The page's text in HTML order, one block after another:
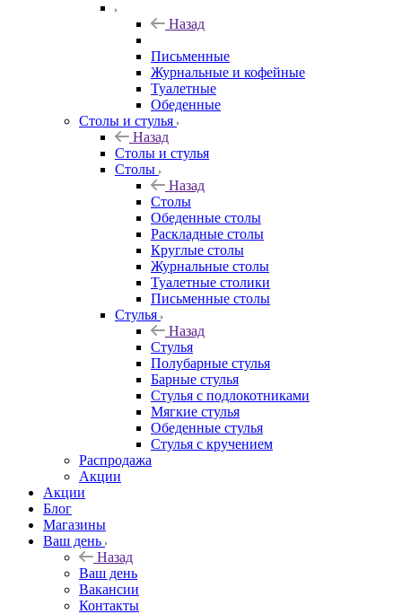
Назад
Письменные
Журнальные и кофейные
Туалетные
Обеденные
Столы и стулья
Назад
Столы и стулья
Столы
Назад
Столы
Обеденные столы
Раскладные столы
Круглые столы
Журнальные столы
Туалетные столики
Письменные столы
Стулья
Назад
Стулья
Полубарные стулья
Барные стулья
Стулья с подлокотниками
Мягкие стулья
Обеденные стулья
Стулья с кручением
Распродажа
Акции
Акции
Блог
Магазины
Ваш день
Назад
Ваш день
Вакансии
Контакты